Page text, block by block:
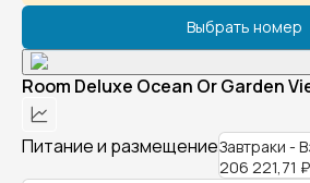
Выбрать номер
Room Deluxe Ocean Or Garden
Питание и размещениеЗавтраки -
206 221,71 ₽